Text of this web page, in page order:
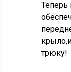
Теперь
трюку!